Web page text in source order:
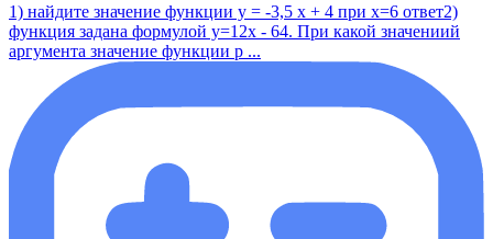
1) найдите значение функции у = -3,5 x + 4 при x=6 ответ2)
функция задана формулой y=12x - 64. При какой значениий
аргумента значение функции р ...